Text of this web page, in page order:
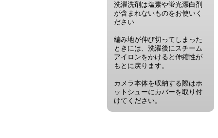
洗濯洗剤は塩素や蛍光漂白剤
が含まれないものをお使いく
ださい
編み地が伸び切ってしまった
ときには、洗濯後にスチーム
アイロンをかけると伸縮性が
もとに戻ります。
カメラ本体を収納する際はホ
ットシューにカバーを取り付
けてください。